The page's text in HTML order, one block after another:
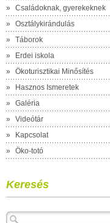
»
Családoknak, gyerekeknek
»
Osztálykirándulás
»
Táborok
»
Erdei iskola
»
Ökoturisztikai Minősítés
»
Hasznos Ismeretek
»
Galéria
»
Videótár
»
Kapcsolat
»
Öko-totó
Keresés